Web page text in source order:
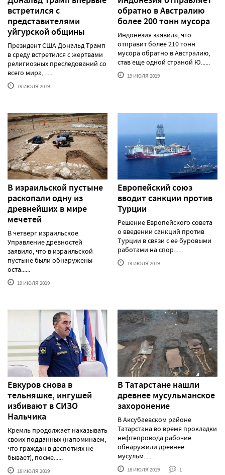
встретился с
представителями
уйгурской общины
Президент США Дональд Трамп
в среду встретился с жертвами
религиозных преследований со
всего мира, ......
19 ИЮЛЯ'2019
обратно в Австралию
более 200 тонн мусора
Индонезия заявила, что
отправит более 210 тонн
мусора обратно в Австралию,
став еще одной страной Ю......
19 ИЮЛЯ'2019
В израильской пустыне
раскопали одну из
древнейших в мире
мечетей
В четверг израильское
Управление древностей
заявило, что в израильской
пустыне были обнаружены
оста......
19 ИЮЛЯ'2019
Европейский союз
вводит санкции против
Турции
Решение Европейского совета
о введении санкций против
Турции в связи с ее буровыми
работами на спор......
19 ИЮЛЯ'2019
Евкуров снова в
тельняшке, ингушей
избивают в СИЗО
Нальчика
Кремль продолжает наказывать
своих подданных (напоминаем,
что граждан в деспотиях не
бывает), посме......
18 ИЮЛЯ'2019
В Татарстане нашли
древнее мусульманское
захоронение
В Аксубаевском районе
Татарстана во время прокладки
нефтепровода рабочие
обнаружили древнее
мусульм......
18 ИЮЛЯ'2019 1